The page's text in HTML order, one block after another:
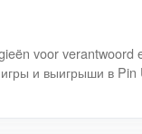
voor verantwoord
и выигрыши в Pin